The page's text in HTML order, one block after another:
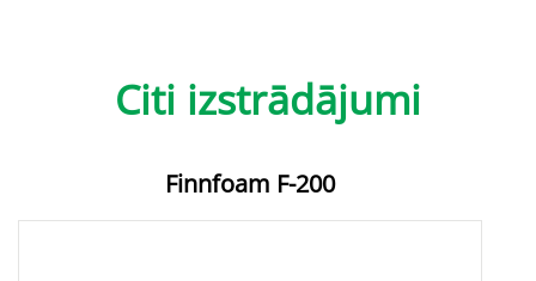
Citi izstrādājumi
Finnfoam F-200